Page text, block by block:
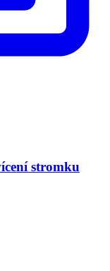
stromku